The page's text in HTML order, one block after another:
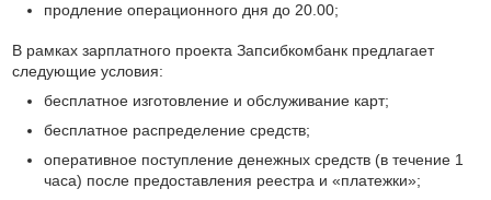
продление операционного дня до 20.00;
В рамках зарплатного проекта Запсибкомбанк предлагает
следующие условия:
бесплатное изготовление и обслуживание карт;
бесплатное распределение средств;
оперативное поступление денежных средств (в течение 1
часа) после предоставления реестра и «платежки»;